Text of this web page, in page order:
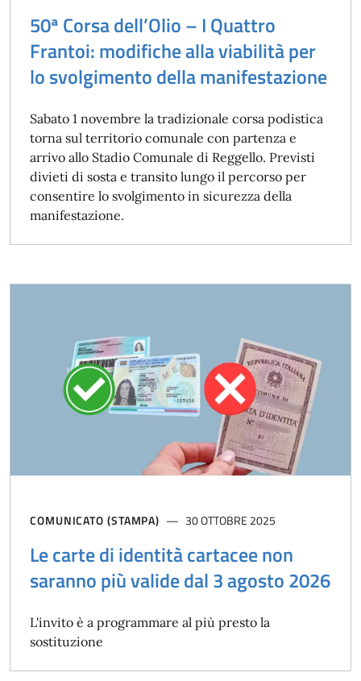
50ª Corsa dell’Olio – I Quattro
Frantoi: modifiche alla viabilità per
lo svolgimento della manifestazione
Sabato 1 novembre la tradizionale corsa podistica
torna sul territorio comunale con partenza e
arrivo allo Stadio Comunale di Reggello. Previsti
divieti di sosta e transito lungo il percorso per
consentire lo svolgimento in sicurezza della
manifestazione.
COMUNICATO (STAMPA) 30 OTTOBRE 2025
Le carte di identità cartacee non
saranno più valide dal 3 agosto 2026
L'invito è a programmare al più presto la
sostituzione